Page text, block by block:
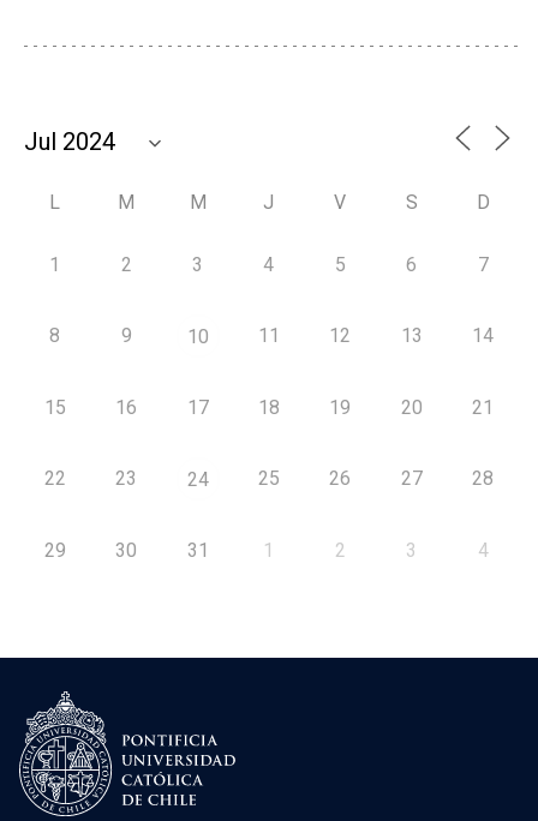
L M M J V S D
1 2 3 4 5 6 7
8 9 10 11 12 13 14
15 16 17 18 19 20 21
22 23 24 25 26 27 28
29 30 31 1 2 3 4